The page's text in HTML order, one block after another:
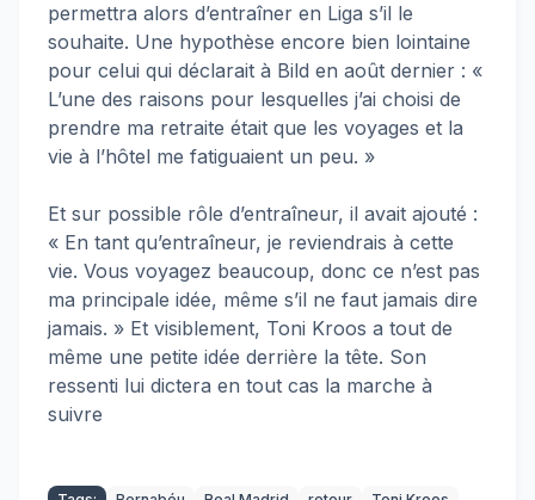
permettra alors d’entraîner en Liga s’il le
souhaite. Une hypothèse encore bien lointaine
pour celui qui déclarait à Bild en août dernier : «
L’une des raisons pour lesquelles j’ai choisi de
prendre ma retraite était que les voyages et la
vie à l’hôtel me fatiguaient un peu. »
Et sur possible rôle d’entraîneur, il avait ajouté :
« En tant qu’entraîneur, je reviendrais à cette
vie. Vous voyagez beaucoup, donc ce n’est pas
ma principale idée, même s’il ne faut jamais dire
jamais. » Et visiblement, Toni Kroos a tout de
même une petite idée derrière la tête. Son
ressenti lui dictera en tout cas la marche à
suivre